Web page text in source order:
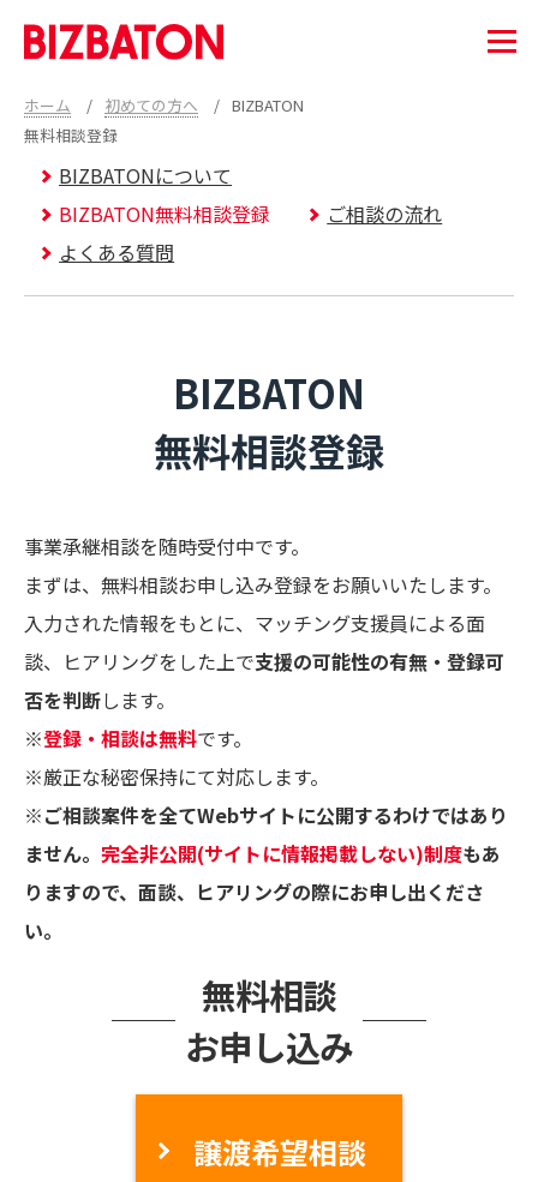
ホーム 初めての方へ
BIZBATON
無料相談登録
BIZBATONについて
BIZBATON無料相談登録
ご相談の流れ
よくある質問
BIZBATON
無料相談登録
事業承継相談を随時受付中です。
まずは、無料相談お申し込み登録をお願いいたします。
入力された情報をもとに、マッチング支援員による面
談、ヒアリングをした上で支援の可能性の有無・登録可
否を判断します。
※登録・相談は無料です。
※厳正な秘密保持にて対応します。
※ご相談案件を全てWebサイトに公開するわけではあり
ません。 完全非公開(サイトに情報掲載しない)制度もあ
りますので、面談、ヒアリングの際にお申し出くださ
い。
無料相談
お申し込み
譲渡希望相談